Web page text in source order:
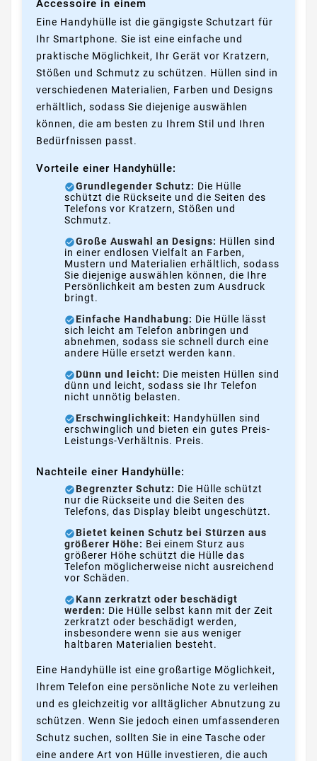
Accessoire in einem
Eine Handyhülle ist die gängigste Schutzart für
Ihr Smartphone. Sie ist eine einfache und
praktische Möglichkeit, Ihr Gerät vor Kratzern,
Stößen und Schmutz zu schützen. Hüllen sind in
verschiedenen Materialien, Farben und Designs
erhältlich, sodass Sie diejenige auswählen
können, die am besten zu Ihrem Stil und Ihren
Bedürfnissen passt.
Vorteile einer Handyhülle:
Grundlegender Schutz: Die Hülle
schützt die Rückseite und die Seiten des
Telefons vor Kratzern, Stößen und
Schmutz.
Große Auswahl an Designs: Hüllen sind
in einer endlosen Vielfalt an Farben,
Mustern und Materialien erhältlich, sodass
Sie diejenige auswählen können, die Ihre
Persönlichkeit am besten zum Ausdruck
bringt.
Einfache Handhabung: Die Hülle lässt
sich leicht am Telefon anbringen und
abnehmen, sodass sie schnell durch eine
andere Hülle ersetzt werden kann.
Dünn und leicht: Die meisten Hüllen sind
dünn und leicht, sodass sie Ihr Telefon
nicht unnötig belasten.
Erschwinglichkeit: Handyhüllen sind
erschwinglich und bieten ein gutes Preis-
Leistungs-Verhältnis. Preis.
Nachteile einer Handyhülle:
Begrenzter Schutz: Die Hülle schützt
nur die Rückseite und die Seiten des
Telefons, das Display bleibt ungeschützt.
Bietet keinen Schutz bei Stürzen aus
größerer Höhe: Bei einem Sturz aus
größerer Höhe schützt die Hülle das
Telefon möglicherweise nicht ausreichend
vor Schäden.
Kann zerkratzt oder beschädigt
werden: Die Hülle selbst kann mit der Zeit
zerkratzt oder beschädigt werden,
insbesondere wenn sie aus weniger
haltbaren Materialien besteht.
Eine Handyhülle ist eine großartige Möglichkeit,
Ihrem Telefon eine persönliche Note zu verleihen
und es gleichzeitig vor alltäglicher Abnutzung zu
schützen. Wenn Sie jedoch einen umfassenderen
Schutz suchen, sollten Sie in eine Tasche oder
eine andere Art von Hülle investieren, die auch